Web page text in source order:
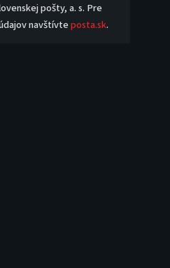
pošty, a. s. Pre
navštívteposta.sk.